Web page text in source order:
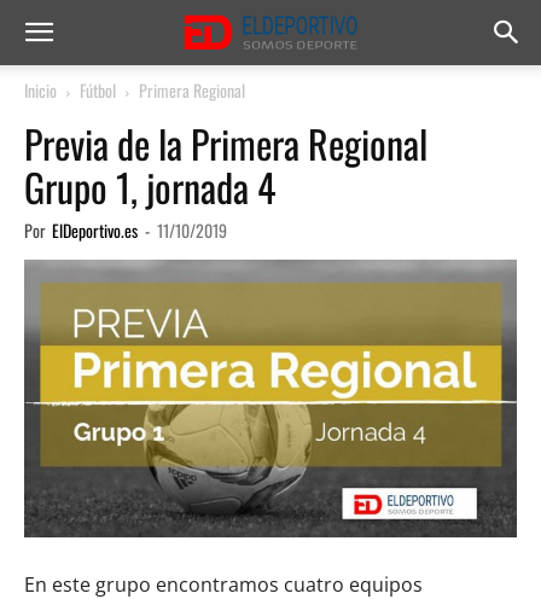
Inicio Fútbol Primera Regional
Previa de la Primera Regional
Grupo 1, jornada 4
Por ElDeportivo.es - 11/10/2019
En este grupo encontramos cuatro equipos